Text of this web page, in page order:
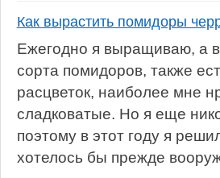
Как вырастить помидоры
Ежегодно я выращиваю, а
сорта помидоров, также
расцветок, наиболее мне
сладковатые. Но я еще
поэтому в этот году я
хотелось бы прежде